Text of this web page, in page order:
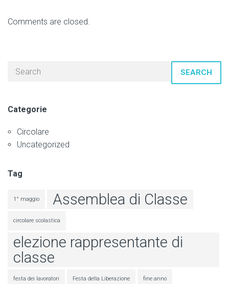
Comments are closed.
SEARCH
Categorie
Circolare
Uncategorized
Tag
1° maggio Assemblea di Classe
circolare scolastica
elezione rappresentante di
classe
festa dei lavoratori Festa della Liberazione fine anno